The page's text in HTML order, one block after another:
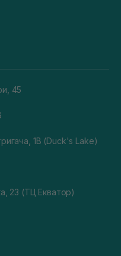
45
1В (Duck's Lake)
23 (ТЦ Екватор)